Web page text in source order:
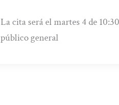
La cita será el martes 4 de
público general